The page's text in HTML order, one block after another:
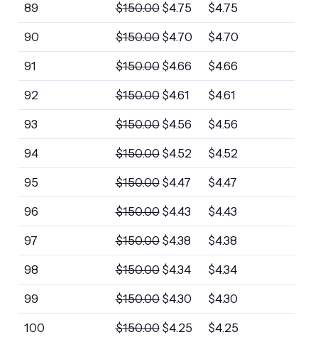
89 $150.00 $4.75 $4.75
90 $150.00 $4.70 $4.70
91 $150.00 $4.66 $4.66
92 $150.00 $4.61 $4.61
93 $150.00 $4.56 $4.56
94 $150.00 $4.52 $4.52
95 $150.00 $4.47 $4.47
96 $150.00 $4.43 $4.43
97 $150.00 $4.38 $4.38
98 $150.00 $4.34 $4.34
99 $150.00 $4.30 $4.30
100 $150.00 $4.25 $4.25